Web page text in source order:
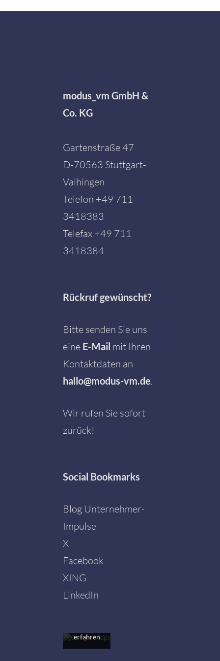
modus_vm GmbH &
Co. KG
Gartenstraße 47
D-70563 Stuttgart-
Vaihingen
Telefon +49 711
3418383
Telefax +49 711
3418384
Rückruf gewünscht?
Bitte senden Sie uns
eine E-Mail mit Ihren
Kontaktdaten an
hallo@modus-vm.de.
Wir rufen Sie sofort
zurück!
Social Bookmarks
Blog Unternehmer-
Impulse
X
Facebook
XING
LinkedIn
Mit dem
Karte
Sie die
erfahren